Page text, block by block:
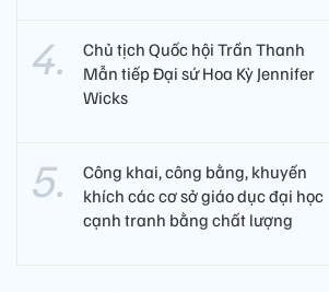
Chủ tịch Quốc hội Trần Thanh
Mẫn tiếp Đại sứ Hoa Kỳ Jennifer
Wicks
Công khai, công bằng, khuyến
khích các cơ sở giáo dục đại học
cạnh tranh bằng chất lượng​